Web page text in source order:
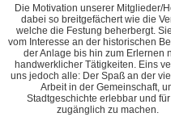
Die Motivation unserer Mitglieder/
dabei so breitgefächert wie die
welche die Festung beherbergt.
vom Interesse an der historischen
der Anlage bis hin zum Erlernen
handwerklicher Tätigkeiten. Eins
uns jedoch alle: Der Spaß an der
Arbeit in der Gemeinschaft,
Stadtgeschichte erlebbar und
zugänglich zu machen.